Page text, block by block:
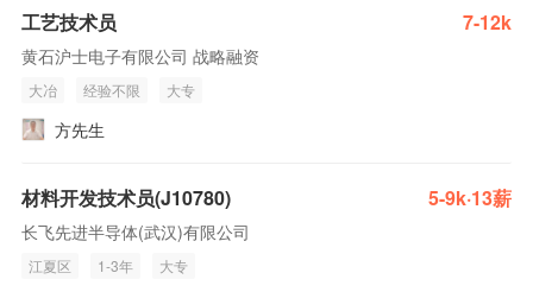
工艺技术员 7-12k
黄石沪士电子有限公司 战略融资
大冶 经验不限 大专
方先生
材料开发技术员(J10780) 5-9k·13薪
长飞先进半导体(武汉)有限公司
江夏区 1-3年 大专